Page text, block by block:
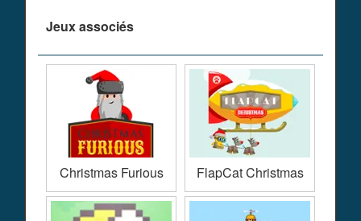
Jeux associés
Christmas Furious FlapCat Christmas